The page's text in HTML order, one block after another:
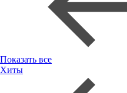
Показать все
Хиты